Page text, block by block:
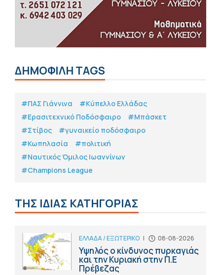
ΔΗΜΟΦΙΛΗ TAGS
#ΠΑΣ Γιάννινα
#Κύπελλο Ελλάδας
#Eρασιτεχνικό Ποδόσφαιρο
#Μπάσκετ
#Στίβος
#γυναικείο ποδόσφαιρο
#Κωπηλασία
#πολιτική
#Ναυτικός Όμιλος Ιωαννίνων
#Champions League
ΤΗΣ ΙΔΙΑΣ ΚΑΤΗΓΟΡΙΑΣ
ΕΛΛΑΔΑ / ΕΞΩΤΕΡΙΚΟ | 08-08-2026
Υψηλός ο κίνδυνος πυρκαγιάς
και την Κυριακή στην Π.Ε
Πρέβεζας